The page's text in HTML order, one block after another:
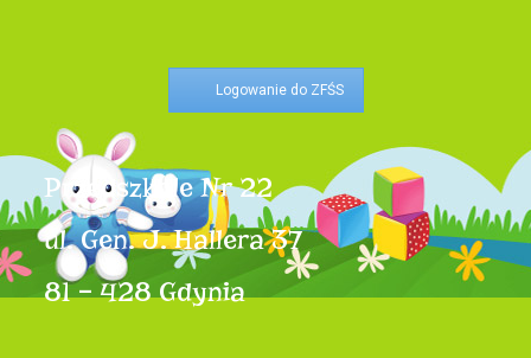
Logowanie do ZFŚS
Przedszkole Nr 22
ul. Gen. J. Hallera 37
81 – 428 Gdynia